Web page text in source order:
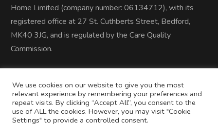
Home Limited (company number: 06134712), with its
registered office at 27 St. Cuthberts Street, Bedford,
MK40 3JG, and is regulated by the Care Quality
Commission.
Copyright © Airedale Nursing Home. All Rights
We use cookies on our website to give you the most
relevant experience by remembering your preferences and
repeat visits. By clicking “Accept All”, you consent to the
use of ALL the cookies. However, you may visit "Cookie
Settings" to provide a controlled consent.